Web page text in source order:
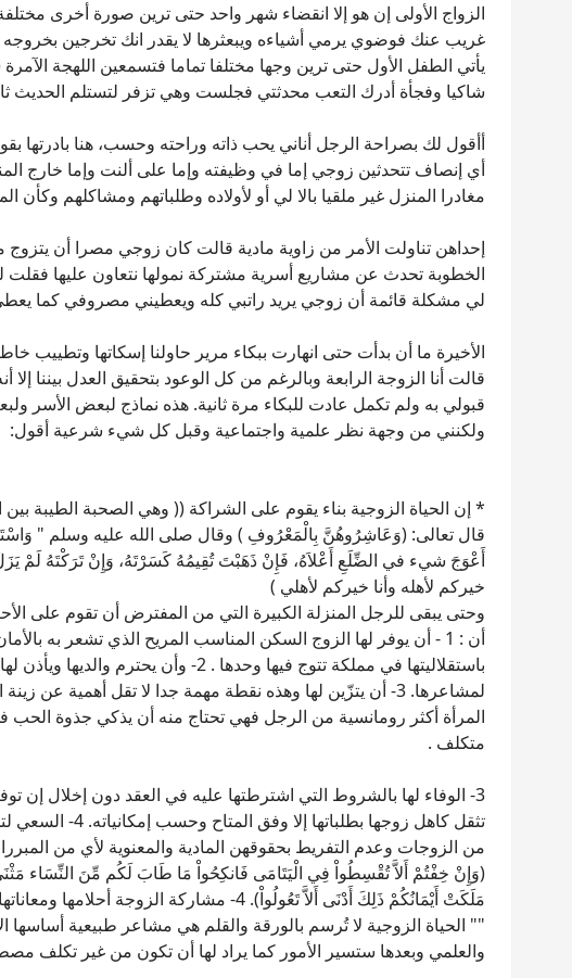
الزواج الأولى إن هو إلا انقضاء شهر واحد حتى ترين صورة أخرى
غريب عنك فوضوي يرمي أشياءه ويبعثرها لا يقدر انك تخرجين بخروجه
يأتي الطفل الأول حتى ترين وجها مختلفا تماما فتسمعين اللهجة الآمرة
شاكيا وفجأة أدرك التعب محدثتي فجلست وهي تزفر لتستلم الحديث
أأقول لك بصراحة الرجل أناني يحب ذاته وراحته وحسب، هنا
أي إنصاف تتحدثين زوجي إما في وظيفته وإما على ألنت وإما خارج
مغادرا المنزل غير ملقيا بالا لي أو لأولاده وطلباتهم ومشاكلهم
إحداهن تناولت الأمر من زاوية مادية قالت كان زوجي مصرا أن يتزوج
الخطوبة تحدث عن مشاريع أسرية مشتركة نمولها نتعاون عليها فقلت
لي مشكلة قائمة أن زوجي يريد راتبي كله ويعطيني مصروفي كما
الأخيرة ما أن بدأت حتى انهارت ببكاء مرير حاولنا إسكاتها وتطييب
قالت أنا الزوجة الرابعة وبالرغم من كل الوعود بتحقيق العدل بيننا
قبولي به ولم تكمل عادت للبكاء مرة ثانية. هذه نماذج لبعض الأسر
ولكنني من وجهة نظر علمية واجتماعية وقبل كل شيء شرعية أقول:
* إن الحياة الزوجية بناء يقوم على الشراكة (( وهي الصحبة الطيبة
قال تعالى: (وَعَاشِرُوهُنَّ بِالْمَعْرُوفِ ) وقال صلى الله عليه وسلم "
أَعْوَجَ شيء في الضِّلَعِ أَعْلاَهُ، فَإِنْ ذَهَبْتَ تُقِيمُهُ كَسَرْتَهُ، وَإِنْ تَرَكْتَهُ لَمْ
خيركم لأهله وأنا خيركم لأهلي )
وحتى يبقى للرجل المنزلة الكبيرة التي من المفترض أن تقوم على
أن : 1 - أن يوفر لها الزوج السكن المناسب المريح الذي تشعر به
باستقلاليتها في مملكة تتوج فيها وحدها . 2-
لمشاعرها. 3- أن يتزّين لها وهذه نقطة مهمة جدا لا تقل أهمية
المرأة أكثر رومانسية من الرجل فهي تحتاج منه أن يذكي جذوة الحب في
متكلف .
3- الوفاء لها بالشروط التي اشترطتها عليه في العقد دون إخلال إن
تثقل كاهل زوجها
من الزوجات وعدم التفريط بحقوقهن المادية والمعنوية لأي من
(وَإِنْ خِفْتُمْ أَلاَّ تُقْسِطُواْ فِي الْيَتَامَى فَانكِحُواْ مَا طَابَ لَكُم مِّنَ النِّسَاء
مَلَكَتْ أَيْمَانُكُمْ ذَلِكَ أَدْنَى أَلاَّ تَعُولُواْ). 4- مشاركة
"" الحياة الزوجية لا تُرسم بالورقة والقلم هي مشاعر طبيعية أساسها
والعلمي وبعدها ستسير الأمور كما يراد لها أن تكون من غير تكلف